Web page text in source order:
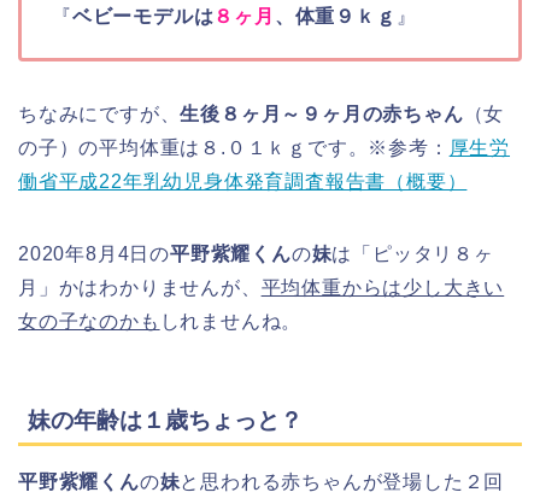
『ベビーモデルは ８ヶ月 、体重９ｋｇ 』
ちなみにですが、生後８ヶ月～９ヶ月の赤ちゃん （女
の子）の平均体重は８.０１ｋｇ です。※参考： 厚生労
働省平成22年乳幼児身体発育調査報告書（概要）
2020年8月4日の平野紫耀くんの妹は「ピッタリ８ヶ
月」かはわかりませんが、 平均体重からは少し大きい
女の子なのかも しれませんね。
妹の年齢は１歳ちょっと？
平野紫耀くんの妹と思われる赤ちゃんが登場した２回